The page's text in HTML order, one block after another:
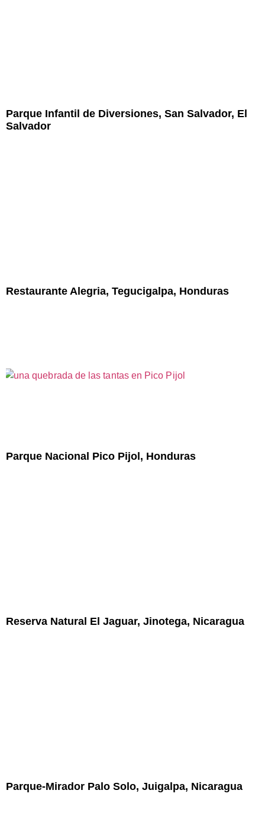
Parque Infantil de Diversiones, San Salvador, El
Salvador
Restaurante Alegria, Tegucigalpa, Honduras
Parque Nacional Pico Pijol, Honduras
Reserva Natural El Jaguar, Jinotega, Nicaragua
Parque-Mirador Palo Solo, Juigalpa, Nicaragua